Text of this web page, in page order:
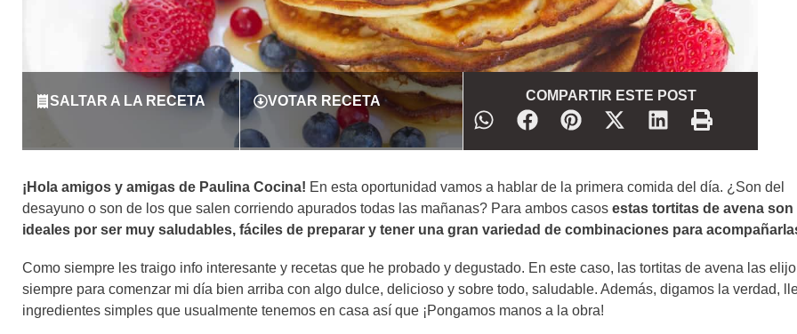
SALTAR A LA RECETA VOTAR RECETA COMPARTIR ESTE POST
¡Hola amigos y amigas de Paulina Cocina! En esta oportunidad vamos a hablar de la primera comida del día. ¿Son del
desayuno o son de los que salen corriendo apurados todas las mañanas? Para ambos casos estas tortitas de avena son
ideales por ser muy saludables, fáciles de preparar y tener una gran variedad de combinaciones para
Como siempre les traigo info interesante y recetas que he probado y degustado. En este caso, las tortitas de avena las elijo
siempre para comenzar mi día bien arriba con algo dulce, delicioso y sobre todo, saludable. Además, digamos la verdad,
ingredientes simples que usualmente tenemos en casa así que ¡Pongamos manos a la obra!